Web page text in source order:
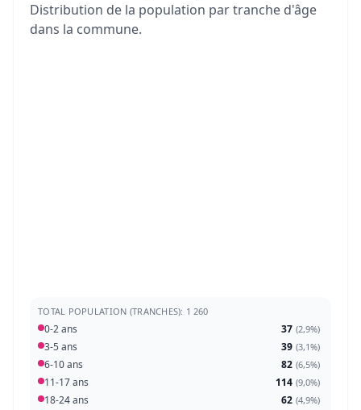
Distribution de la population par tranche d'âge
dans la commune.
TOTAL POPULATION (TRANCHES): 1 260
0-2 ans 37 (2,9%)
3-5 ans 39 (3,1%)
6-10 ans 82 (6,5%)
11-17 ans 114 (9,0%)
18-24 ans 62 (4,9%)